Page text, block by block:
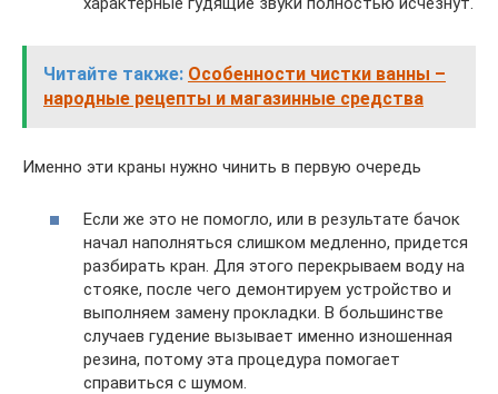
Читайте также: Особенности чистки ванны –
народные рецепты и магазинные средства
Именно эти краны нужно чинить в первую очередь
Если же это не помогло, или в результате бачок
начал наполняться слишком медленно, придется
разбирать кран. Для этого перекрываем воду на
стояке, после чего демонтируем устройство и
выполняем замену прокладки. В большинстве
случаев гудение вызывает именно изношенная
резина, потому эта процедура помогает
справиться с шумом.